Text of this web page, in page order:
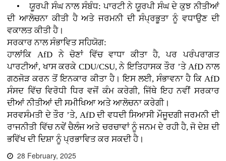
• ਯੂਰਪੀ ਸੰਘ ਨਾਲ ਸੰਬੰਧ: ਪਾਰਟੀ ਨੇ ਯੂਰਪੀ ਸੰਘ ਦੇ ਕੁਝ ਨੀਤੀਆਂ
ਦੀ ਆਲੋਚਨਾ ਕੀਤੀ ਹੈ ਅਤੇ ਜਰਮਨੀ ਦੀ ਸੰਪ੍ਰਭੂਤਾ ਨੂੰ ਵਧਾਉਣ ਦੀ
ਵਕਾਲਤ ਕੀਤੀ ਹੈ।
ਸਰਕਾਰ ਨਾਲ ਸੰਭਾਵਿਤ ਸਹਿਯੋਗ:
ਹਾਲਾਂਕਿ AfD ਨੇ ਚੋਣਾਂ ਵਿੱਚ ਵਾਧਾ ਕੀਤਾ ਹੈ, ਪਰ ਪਰੰਪਰਾਗਤ
ਪਾਰਟੀਆਂ, ਖਾਸ ਕਰਕੇ CDU/CSU, ਨੇ ਇਤਿਹਾਸਕ ਤੌਰ ’ਤੇ AfD ਨਾਲ
ਗਠਜੋੜ ਕਰਨ ਤੋਂ ਇਨਕਾਰ ਕੀਤਾ ਹੈ। ਇਸ ਲਈ, ਸੰਭਾਵਨਾ ਹੈ ਕਿ AfD
ਸੰਸਦ ਵਿੱਚ ਵਿਰੋਧੀ ਧਿਰ ਵਜੋਂ ਕੰਮ ਕਰੇਗੀ, ਜਿੱਥੇ ਇਹ ਨਵੀਂ ਸਰਕਾਰ
ਦੀਆਂ ਨੀਤੀਆਂ ਦੀ ਸਮੀਖਿਆ ਅਤੇ ਆਲੋਚਨਾ ਕਰੇਗੀ।
ਸਰਵਸੰਮਤੀ ਦੇ ਤੌਰ ’ਤੇ, AfD ਦੀ ਵਧਦੀ ਸਿਆਸੀ ਮੌਜੂਦਗੀ ਜਰਮਨੀ ਦੀ
ਰਾਜਨੀਤੀ ਵਿੱਚ ਨਵੇਂ ਚੈਲੰਜ ਅਤੇ ਚਰਚਾਵਾਂ ਨੂੰ ਜਨਮ ਦੇ ਰਹੀ ਹੈ, ਜੋ ਦੇਸ਼ ਦੀ
ਭਵਿੱਖ ਦੀ ਦਿਸ਼ਾ ਨੂੰ ਪ੍ਰਭਾਵਿਤ ਕਰ ਸਕਦੀ ਹੈ।
28 February, 2025